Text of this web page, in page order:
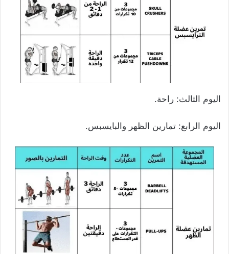
اليوم الثالث: راحة.
اليوم الرابع: تمارين الظهر والبايسبس.